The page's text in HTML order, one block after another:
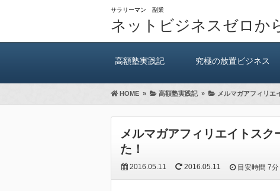
サラリーマン 副業
ネットビジネスゼロか
高額塾実践記 究極の放置ビジネス
HOME » 高額塾実践記» メルマガアフィリエ
メルマガアフィリエイトス
た！
2016.05.11 2016.05.11 目安時間7分